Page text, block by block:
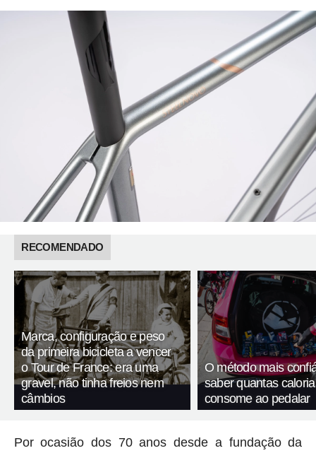
RECOMENDADO
Marca, configuração e peso
da primeira bicicleta a vencer
o Tour de France: era uma
gravel, não tinha freios nem
câmbios
O método mais
saber quantas
consome ao pedalar
Por ocasião dos 70 anos desde a fundação da